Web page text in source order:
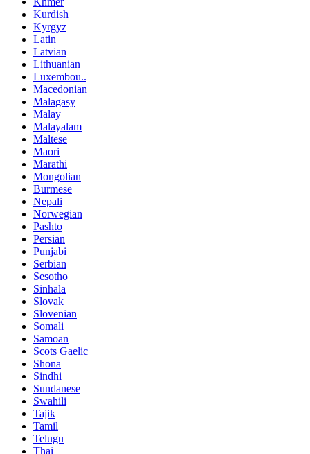
Kurdish
Kyrgyz
Latin
Latvian
Lithuanian
Luxembou..
Macedonian
Malagasy
Malay
Malayalam
Maltese
Maori
Marathi
Mongolian
Burmese
Nepali
Norwegian
Pashto
Persian
Punjabi
Serbian
Sesotho
Sinhala
Slovak
Slovenian
Somali
Samoan
Scots Gaelic
Shona
Sindhi
Sundanese
Swahili
Tajik
Tamil
Telugu
Thai